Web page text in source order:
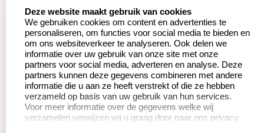
Betaling &
Verzending
Wederverkoper
worden
Veel gestelde vragen
Herroepingsrecht
Retourneren
Productinformatie:
Deze website maakt gebruik van cookies
We gebruiken cookies om content en advertenties te
personaliseren, om functies voor social media te bieden en
om ons websiteverkeer te analyseren. Ook delen we
informatie over uw gebruik van onze site met onze
partners voor social media, adverteren en analyse. Deze
partners kunnen deze gegevens combineren met andere
informatie die u aan ze heeft verstrekt of die ze hebben
verzameld op basis van uw gebruik van hun services.
Voor meer informatie over de gegevens welke wij
verzamelen verwijzen wij u graag door naar ons privacy